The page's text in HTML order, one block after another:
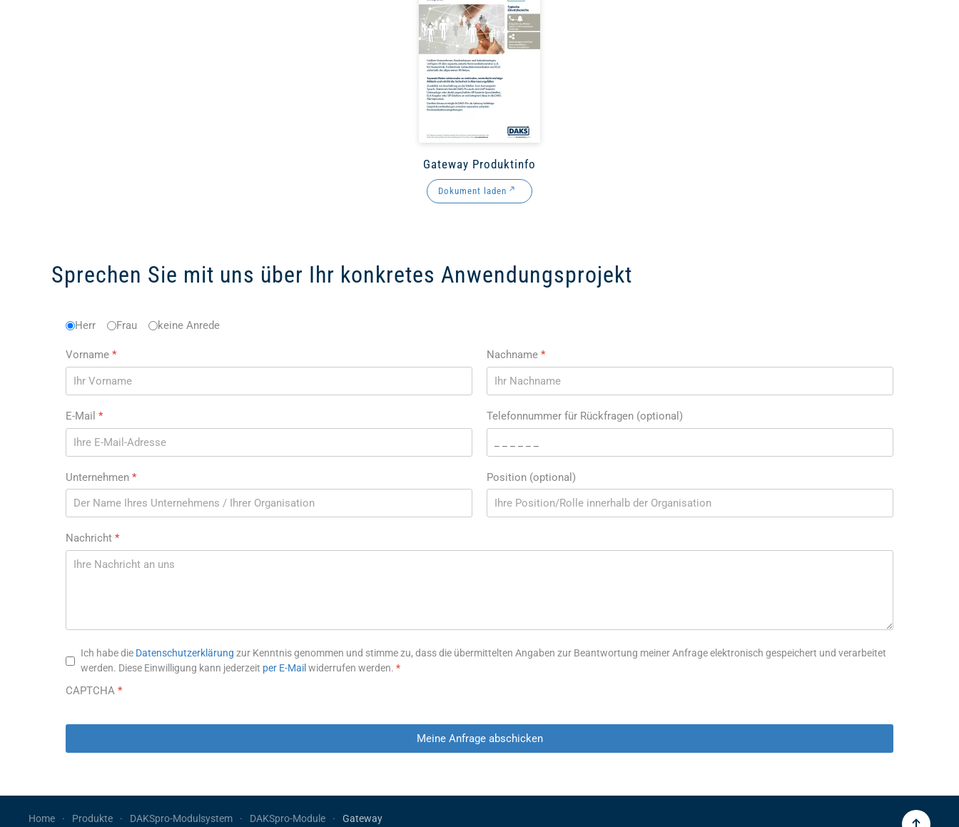
Gateway Produktinfo
Dokument laden
Sprechen Sie mit uns über Ihr konkretes Anwendungsprojekt
Anrede*
Herr Frau keine Anrede
Vorname * Nachname *
E-Mail * Telefonnummer für Rückfragen (optional)
Unternehmen * Position (optional)
Nachricht *
Datenschutzhinweis*
Ich habe die Datenschutzerklärung zur Kenntnis genommen und stimme zu, dass die übermittelten Angaben zur Beantwortung meiner Anfrage elektronisch gespeichert und verarbeitet
werden. Diese Einwilligung kann jederzeit per E-Mail widerrufen werden. *
CAPTCHA *
Meine Anfrage abschicken
Home Produkte DAKSpro-Modulsystem DAKSpro-Module Gateway